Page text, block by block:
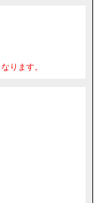
ります。